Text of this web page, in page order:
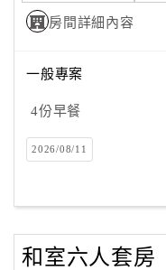
房間詳細內容
一般專案
4份早餐
2026/08/11
和室六人套房